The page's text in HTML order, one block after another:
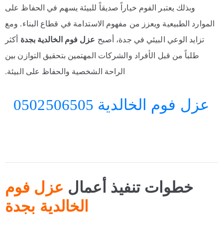
وبذلك يعتبر الفوم خياراً صديقاً للبيئة يسهم في الحفاظ على
الموارد الطبيعية ويعزز من مفهوم الاستدامة في قطاع البناء. ومع
تزايد الوعي البيئي في جدة، أصبح عزل فوم الخالدية بجدة أكثر
طلباً من قبل الأفراد والشركات المهتمين بتحقيق التوازن بين
الراحة الشخصية والحفاظ على البيئة.
عزل فوم الخالدية 0502506505
خطوات تنفيذ أعمال عزل فوم
الخالدية بجدة